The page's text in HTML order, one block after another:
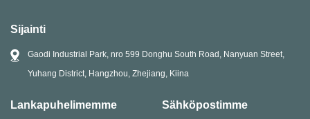
Sijainti
Gaodi Industrial Park, nro 599 Donghu South Road, Nanyuan Street,
Yuhang District, Hangzhou, Zhejiang, Kiina
Lankapuhelimemme Sähköpostimme